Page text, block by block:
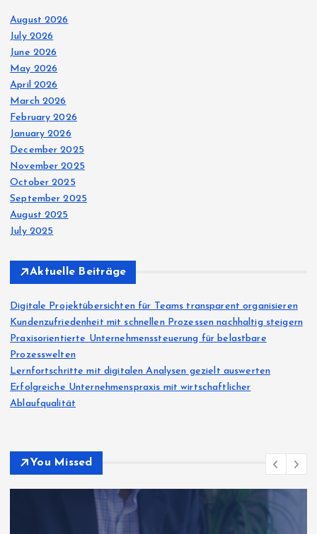
August 2026
July 2026
June 2026
May 2026
April 2026
March 2026
February 2026
January 2026
December 2025
November 2025
October 2025
September 2025
August 2025
July 2025
Aktuelle Beiträge
Digitale Projektübersichten für Teams transparent organisieren
Kundenzufriedenheit mit schnellen Prozessen nachhaltig steigern
Praxisorientierte Unternehmenssteuerung für belastbare
Prozesswelten
Lernfortschritte mit digitalen Analysen gezielt auswerten
Erfolgreiche Unternehmenspraxis mit wirtschaftlicher
Ablaufqualität
You Missed